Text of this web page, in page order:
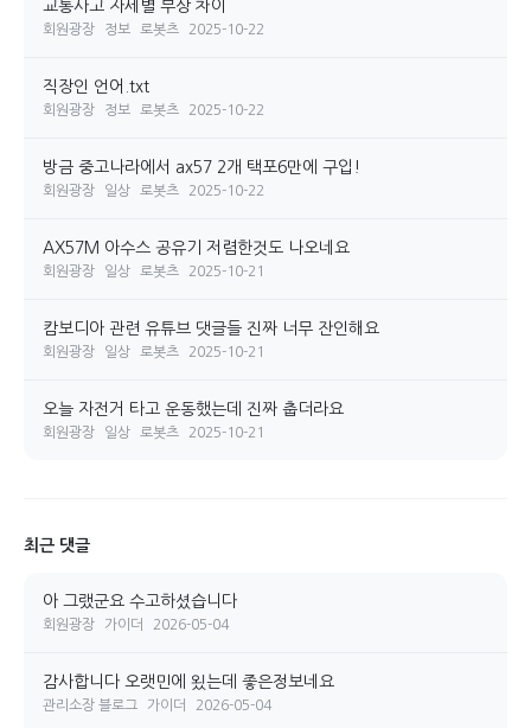
교통사고 자세별 부상 차이
회원광장 정보 로봇츠 2025-10-22
직장인 언어.txt
회원광장 정보 로봇츠 2025-10-22
방금 중고나라에서 ax57 2개 택포6만에 구입!
회원광장 일상 로봇츠 2025-10-22
AX57M 아수스 공유기 저렴한것도 나오네요
회원광장 일상 로봇츠 2025-10-21
캄보디아 관련 유튜브 댓글들 진짜 너무 잔인해요
회원광장 일상 로봇츠 2025-10-21
오늘 자전거 타고 운동했는데 진짜 춥더라요
회원광장 일상 로봇츠 2025-10-21
최근 댓글
아 그랬군요 수고하셨습니다
회원광장 가이더 2026-05-04
감사합니다 오랫민에 욌는데 좋은정보네요
관리소장 블로그 가이더 2026-05-04